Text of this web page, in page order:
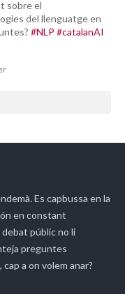
sobre el
del llenguatge en
#NLP #catalanAI
Es capbussa en la
en constant
debat públic no li
preguntes
a on volem anar?